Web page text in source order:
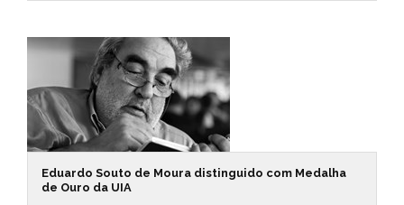
Eduardo Souto de Moura distinguido com Medalha
de Ouro da UIA